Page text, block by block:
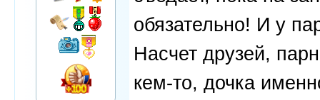
обязательно! И у
Насчет друзей,
кем-то, дочка